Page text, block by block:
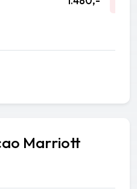
Marriott